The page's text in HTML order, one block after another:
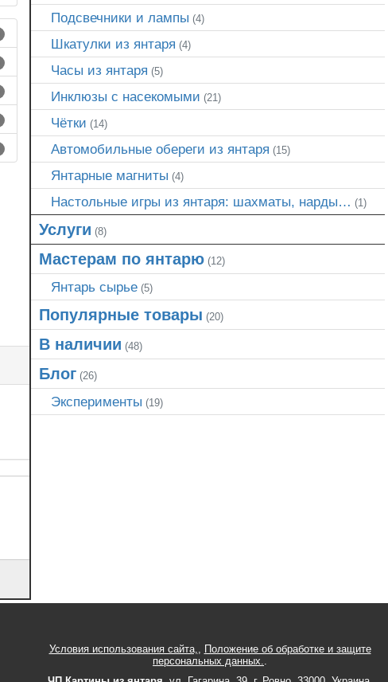
Подсвечники и лампы (4)
Шкатулки из янтаря (4)
Часы из янтаря (5)
Инклюзы с насекомыми (21)
Чётки (14)
Автомобильные обереги из янтаря (15)
Янтарные магниты (4)
Настольные игры из янтаря: шахматы, нарды… (1)
Услуги (8)
Мастерам по янтарю(12)
Янтарь сырье(5)
Популярные товары (20)
В наличии (48)
Блог(26)
Эксперименты (19)
Условия использования сайта,
Положение об обработке и защите
персональных данных.